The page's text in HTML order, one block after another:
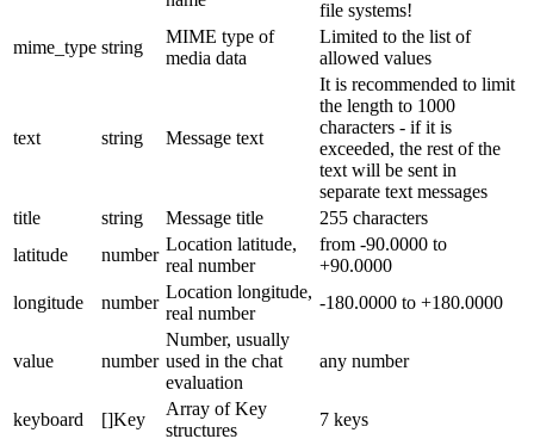
file systems!
mime_type string
MIME type of
media data
Limited to the list of
allowed values
text string Message text
It is recommended to limit
the length to 1000
characters - if it is
exceeded, the rest of the
text will be sent in
separate text messages
title
string Message title
255 characters
latitude
number
Location latitude,
real number
from -90.0000 to
+90.0000
longitude
number
Location longitude,
real number
-180.0000 to +180.0000
value number
Number, usually
used in the chat
evaluation
any number
keyboard []Key
Array of Key
structures
7 keys